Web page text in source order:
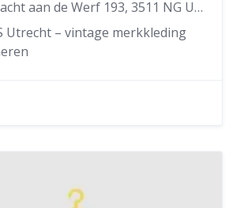
Oudegracht aan de Werf 193, 3511 NG Utrecht
Utrecht – vintage merkkleding